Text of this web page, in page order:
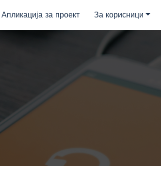
Апликација за проект За корисници